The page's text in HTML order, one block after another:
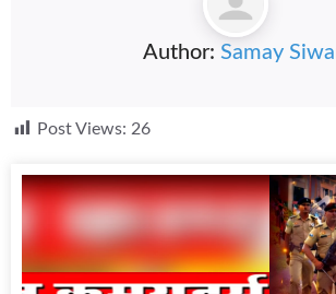
Author: Samay
Post Views: 26